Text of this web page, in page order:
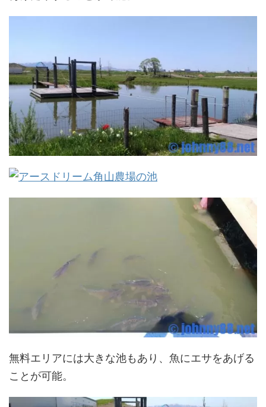
無料エリアには大きな池もあり、魚にエサをあげる
ことが可能。